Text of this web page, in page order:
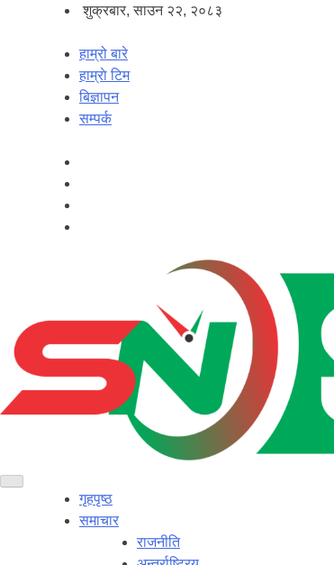
शुक्रबार, साउन २२, २०८३
हाम्रो बारे
हाम्राे टिम
बिज्ञापन
सम्पर्क
गृहपृष्ठ
समाचार
राजनीति